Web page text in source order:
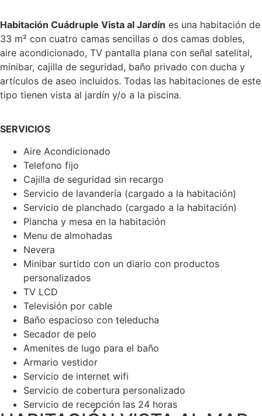
Habitación Cuádruple Vista al Jardín es una habitación de
33 m² con cuatro camas sencillas o dos camas dobles,
aire acondicionado, TV pantalla plana con señal satelital,
minibar, cajilla de seguridad, baño privado con ducha y
artículos de aseo incluidos. Todas las habitaciones de este
tipo tienen vista al jardín y/o a la piscina.
SERVICIOS
Aire Acondicionado
Telefono fijo
Cajilla de seguridad sin recargo
Servicio de lavandería (cargado a la habitación)
Servicio de planchado (cargado a la habitación)
Plancha y mesa en la habitación
Menu de almohadas
Nevera
Minibar surtido con un diario con productos
personalizados
TV LCD
Televisión por cable
Baño espacioso con teleducha
Secador de pelo
Amenites de lugo para el baño
Armario vestidor
Servicio de internet wifi
Servicio de cobertura personalizado
Servicio de recepción las 24 horas